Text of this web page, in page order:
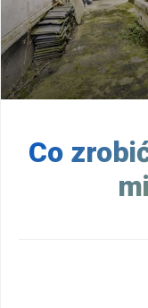
Co